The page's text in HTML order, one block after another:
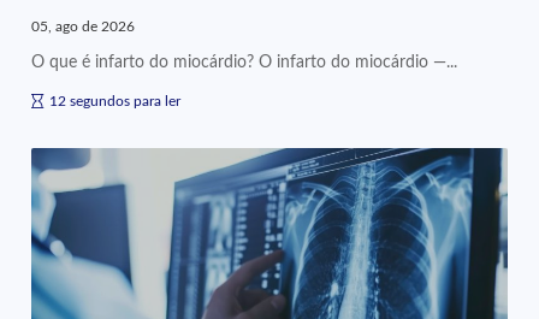
05, ago de 2026
O que é infarto do miocárdio? O infarto do miocárdio —...
12 segundos para ler